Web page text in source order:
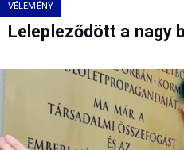
VÉLEMÉNY
Lelepleződött a nagy